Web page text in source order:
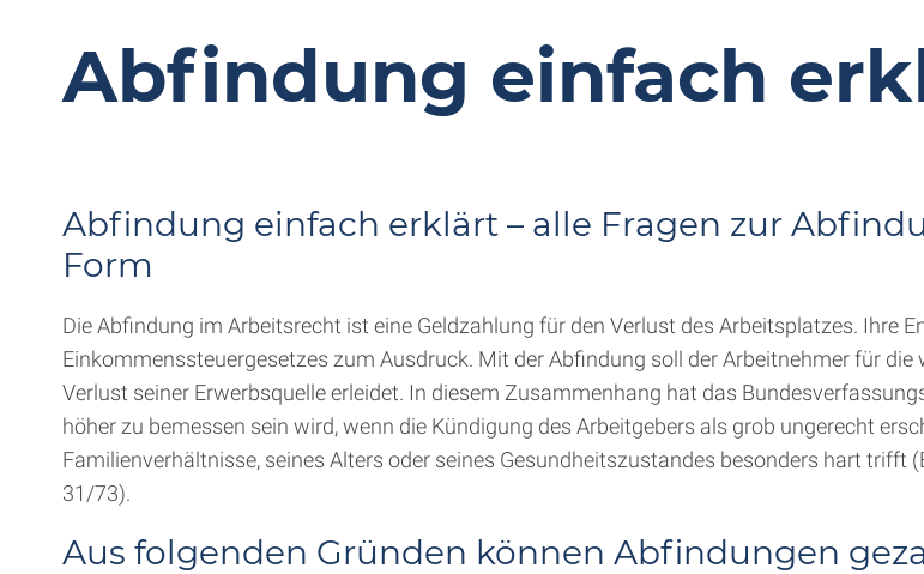
Abfindung einfach
Abfindung einfach erklärt – alle Fragen zur
Form
Die Abfindung im Arbeitsrecht ist eine Geldzahlung für den Verlust des Arbeitsplatzes.
Einkommenssteuergesetzes zum Ausdruck. Mit der Abfindung soll der Arbeitnehmer für
Verlust seiner Erwerbsquelle erleidet. In diesem Zusammenhang hat das
höher zu bemessen sein wird, wenn die Kündigung des Arbeitgebers als grob ungerecht
Familienverhältnisse, seines Alters oder seines Gesundheitszustandes besonders hart trifft
31/73).
Aus folgenden Gründen können Abfindungen